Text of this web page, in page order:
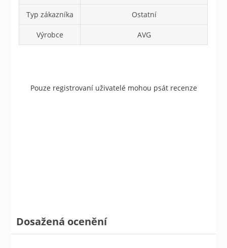
Typ zákazníka Ostatní
Výrobce AVG
Pouze registrovaní uživatelé mohou psát recenze
Dosažená ocenění